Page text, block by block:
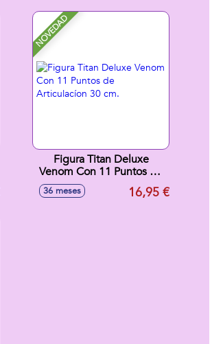
NOVEDAD
Figura Titan Deluxe
Venom Con 11 Puntos de
Articulacíon 30 cm.
36 meses 16,95 €